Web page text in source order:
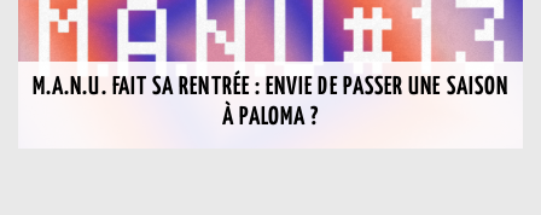
M.A.N.U. FAIT SA RENTRÉE : ENVIE DE PASSER UNE SAISON
À PALOMA ?